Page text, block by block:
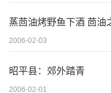
蒸茴油烤野鱼下酒 茴油
2006-02-03
昭平县：郊外踏青
2006-02-01